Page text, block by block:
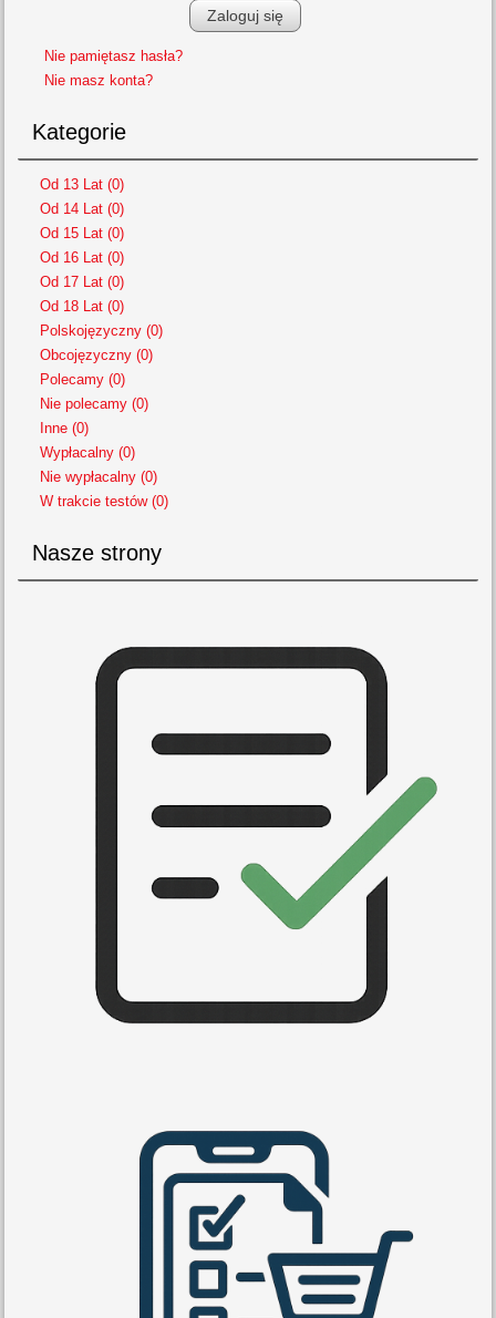
Nie pamiętasz hasła?
Nie masz konta?
Kategorie
Od 13 Lat (0)
Od 14 Lat (0)
Od 15 Lat (0)
Od 16 Lat (0)
Od 17 Lat (0)
Od 18 Lat (0)
Polskojęzyczny (0)
Obcojęzyczny (0)
Polecamy (0)
Nie polecamy (0)
Inne (0)
Wypłacalny (0)
Nie wypłacalny (0)
W trakcie testów (0)
Nasze strony